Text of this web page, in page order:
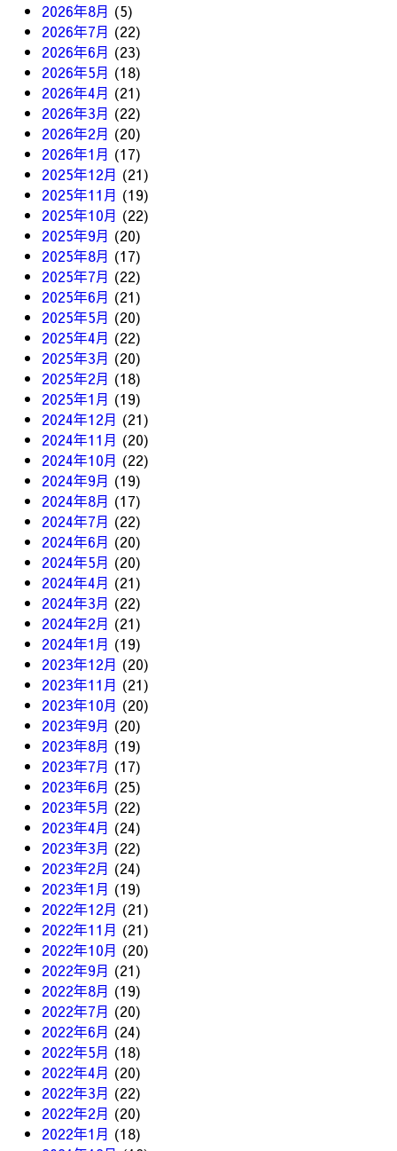
2026年8月 (5)
2026年7月 (22)
2026年6月 (23)
2026年5月 (18)
2026年4月 (21)
2026年3月 (22)
2026年2月 (20)
2026年1月 (17)
2025年12月 (21)
2025年11月 (19)
2025年10月 (22)
2025年9月 (20)
2025年8月 (17)
2025年7月 (22)
2025年6月 (21)
2025年5月 (20)
2025年4月 (22)
2025年3月 (20)
2025年2月 (18)
2025年1月 (19)
2024年12月 (21)
2024年11月 (20)
2024年10月 (22)
2024年9月 (19)
2024年8月 (17)
2024年7月 (22)
2024年6月 (20)
2024年5月 (20)
2024年4月 (21)
2024年3月 (22)
2024年2月 (21)
2024年1月 (19)
2023年12月 (20)
2023年11月 (21)
2023年10月 (20)
2023年9月 (20)
2023年8月 (19)
2023年7月 (17)
2023年6月 (25)
2023年5月 (22)
2023年4月 (24)
2023年3月 (22)
2023年2月 (24)
2023年1月 (19)
2022年12月 (21)
2022年11月 (21)
2022年10月 (20)
2022年9月 (21)
2022年8月 (19)
2022年7月 (20)
2022年6月 (24)
2022年5月 (18)
2022年4月 (20)
2022年3月 (22)
2022年2月 (20)
2022年1月 (18)